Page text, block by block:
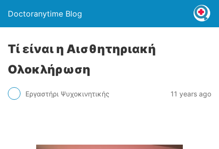
Doctoranytime Blog
Τί είναι η Αισθητηριακή
Ολοκλήρωση
Εργαστήρι Ψυχοκινητικής 11 years ago